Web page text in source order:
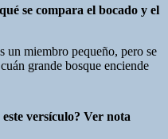
se compara el bocado y el
un miembro pequeño, pero se
grande bosque enciende
versículo? Ver nota